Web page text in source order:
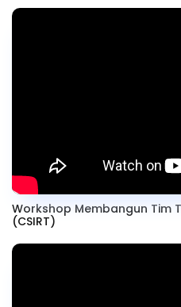
Workshop Membangun Tim
(CSIRT)